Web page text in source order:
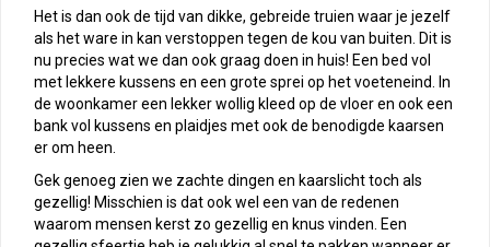
Het is dan ook de tijd van dikke, gebreide truien waar je jezelf
als het ware in kan verstoppen tegen de kou van buiten. Dit is
nu precies wat we dan ook graag doen in huis! Een bed vol
met lekkere kussens en een grote sprei op het voeteneind. In
de woonkamer een lekker wollig kleed op de vloer en ook een
bank vol kussens en plaidjes met ook de benodigde kaarsen
er om heen.
Gek genoeg zien we zachte dingen en kaarslicht toch als
gezellig! Misschien is dat ook wel een van de redenen
waarom mensen kerst zo gezellig en knus vinden. Een